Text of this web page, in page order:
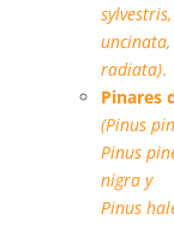
uncinata,
radiata).
Pinares
(Pinus
Pinus
nigra y
Pinus